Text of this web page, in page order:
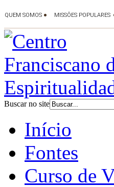
Buscar no site
Início
Fontes
Curso de